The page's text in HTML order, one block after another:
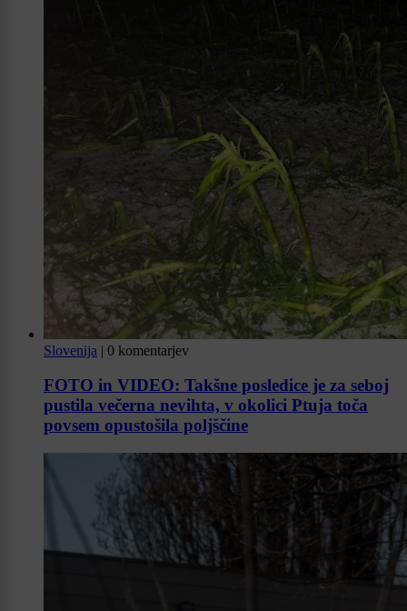
Slovenija | 0 komentarjev
FOTO in VIDEO: Takšne posledice je za seboj
pustila večerna nevihta, v okolici Ptuja toča
povsem opustošila poljščine